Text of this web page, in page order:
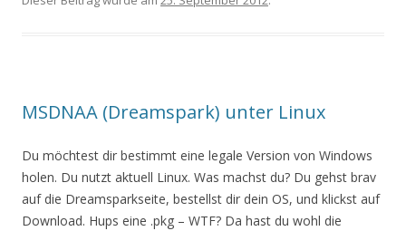
MSDNAA (Dreamspark) unter Linux
Du möchtest dir bestimmt eine legale Version von Windows
holen. Du nutzt aktuell Linux. Was machst du? Du gehst brav
auf die Dreamsparkseite, bestellst dir dein OS, und klickst auf
Download. Hups eine .pkg – WTF? Da hast du wohl die